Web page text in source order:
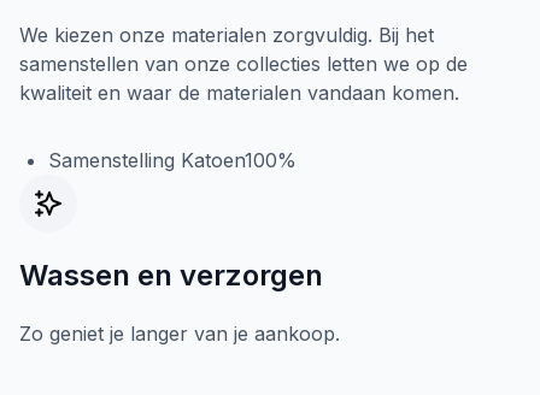
We kiezen onze materialen zorgvuldig. Bij het
samenstellen van onze collecties letten we op de
kwaliteit en waar de materialen vandaan komen.
Samenstelling Katoen100%
Wassen en verzorgen
Zo geniet je langer van je aankoop.